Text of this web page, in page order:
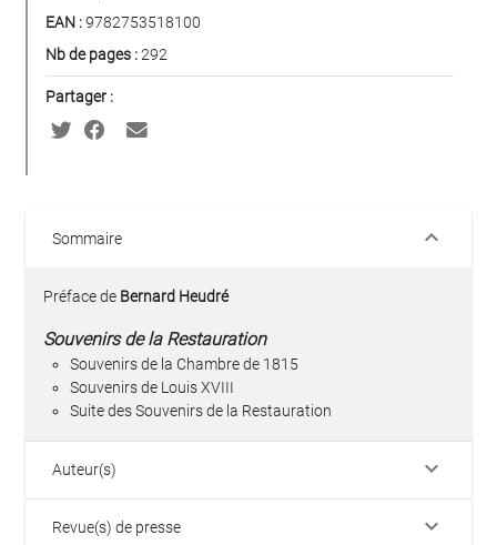
EAN :9782753518100
Nb de pages :292
Partager :
Sommaire keyboard_arrow_down
Préface de Bernard Heudré
Souvenirs de la Restauration
Souvenirs de la Chambre de 1815
Souvenirs de Louis XVIII
Suite des Souvenirs de la Restauration
Auteur(s) keyboard_arrow_down
Revue(s) de presse keyboard_arrow_down